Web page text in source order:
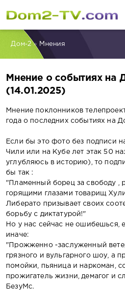
Дом-2» Мнения
Мнение о событиях на
(14.01.2025)
Мнение поклонников
года о последних событиях на
Если бы это фото без подписи
Чили или на Кубе лет этак 50
углубляюсь в историю), то
бы так :
"Пламенный борец за свободу ,
горящими глазами товарищ
Либерато призывает своих
борьбу с диктатурой!"
Но у нас сейчас не ошибешься,
иначе:
"Прожженно -заслуженный
грязного и вульгарного шоу, а
помойки, пьяница и наркоман,
прожигатель жизни, демагог и
БезуМс.